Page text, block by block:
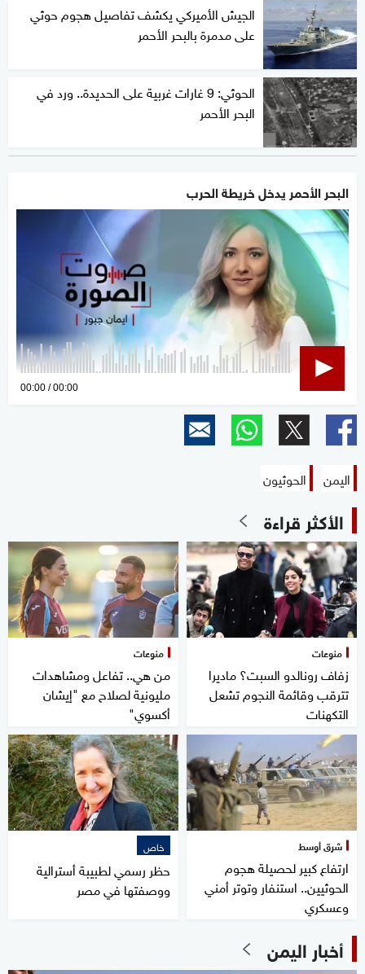
الجيش الأميركي يكشف تفاصيل هجوم حوثي
على مدمرة بالبحر الأحمر
الحوثي: 9 غارات غربية على الحديدة.. ورد في
البحر الأحمر
البحر الأحمر يدخل خريطة الحرب
0
00:00 00:00
اليمن الحوثيون
الأكثر قراءة
منوعات
زفاف رونالدو السبت؟ ماديرا
تترقب وقائمة النجوم تشعل
التكهنات
منوعات
من هي.. تفاعل ومشاهدات
مليونية لصلاح مع "إيشان
أكسوي"
شرق أوسط
ارتفاع كبير لحصيلة هجوم
الحوثيين.. استنفار وتوتر أمني
وعسكري
خاص
حظر رسمي لطبيبة أسترالية
ووصفتها في مصر
أخبار اليمن